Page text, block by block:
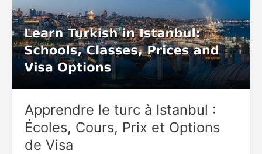
Apprendre le turc à Istanbul :
Écoles, Cours, Prix et Options
de Visa
Istanbul
:
Écoles,
Cours,
Prix
de
Visa